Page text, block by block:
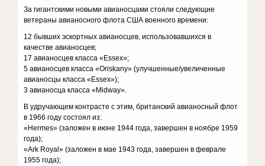
За гигантскими новыми авианосцами стояли следующие
ветераны авианосного флота США военного времени:
12 бывших эскортных авианосцев, использовавшихся в
качестве авианосцев;
17 авианосцев класса «Essex»;
5 авианосцев класса «Oriskany» (улучшенные/увеличенные
авианосцы класса «Essex»);
3 авианосца класса «Midway».
В удручающем контрасте с этим, британский авианосный флот
в 1966 году состоял из:
«Hermes» (заложен в июне 1944 года, завершен в ноябре 1959
года);
«Ark Royal» (заложен в мае 1943 года, завершен в феврале
1955 года);